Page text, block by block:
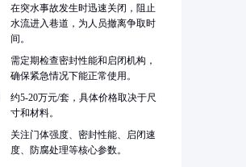
在突水事故发生时迅速关闭，阻止
水流进入巷道，为人员撤离争取时
间。
需定期检查密封性能和启闭机构，
确保紧急情况下能正常使用。
约5-20万元/套，具体价格取决于尺
寸和材料。
关注门体强度、密封性能、启闭速
度、防腐处理等核心参数。